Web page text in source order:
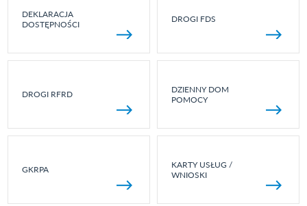
DEKLARACJA
DOSTĘPNOŚCI
DROGI FDS
DROGI RFRD
DZIENNY DOM
POMOCY
GKRPA
KARTY USŁUG /
WNIOSKI